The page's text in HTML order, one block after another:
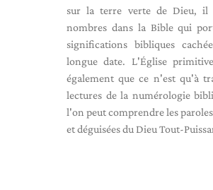
sur la terre verte de Dieu, il
nombres dans la Bible qui
significations bibliques
longue date. L'Église
également que ce n'est qu'à
lectures de la numérologie
l'on peut comprendre les
et déguisées du Dieu Tout-